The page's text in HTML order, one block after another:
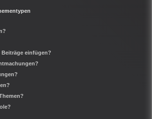
einfügen?